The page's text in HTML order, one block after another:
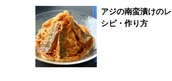
アジの南蛮漬けのレ
シピ・作り方